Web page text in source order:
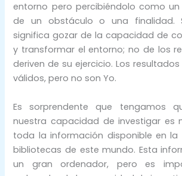
entorno pero percibiéndolo como
de un obstáculo o una finalidad.
significa gozar de la capacidad de
y transformar el entorno; no de los
deriven de su ejercicio. Los
válidos, pero no son Yo.
Es sorprendente que tengamos
nuestra capacidad de investigar es
toda la información disponible en
bibliotecas de este mundo. Esta
un gran ordenador, pero es